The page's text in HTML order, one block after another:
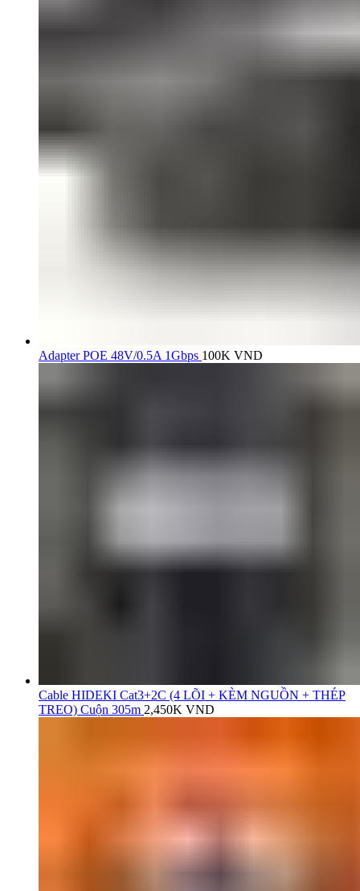
Adapter POE 48V/0.5A 1Gbps 100K VND
Cable HIDEKI Cat3+2C (4 LÕI + KÈM NGUỒN + THÉP
TREO) Cuộn 305m 2,450K VND